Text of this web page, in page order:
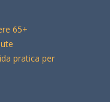
65+
pratica per